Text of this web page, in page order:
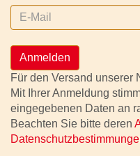
Anmelden
Für den Versand unserer
Mit Ihrer Anmeldung
eingegebenen Daten an
Beachten Sie bitte deren